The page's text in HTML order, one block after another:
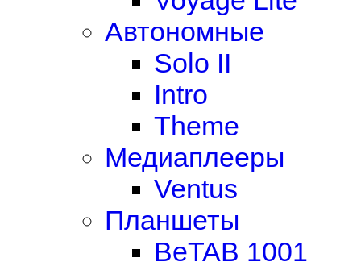
Автономные
Solo II
Intro
Theme
Медиаплееры
Ventus
Планшеты
BeTAB 1001